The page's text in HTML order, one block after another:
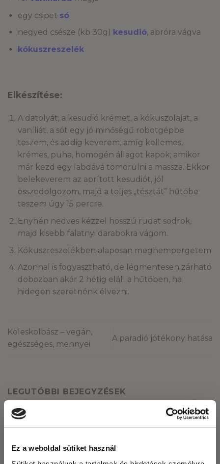
Ez a weboldal sütiket használ
egy csipet só
negyed csésze (kb 30g) kesudió, apróra vágva
kókuszreszelék
Elkészítése:
A datolyát, a kesudió krémet, a kókuszolajat, a
vaníliát, a sót egy jó minőségű robotgépbe
teszem, és addig keverem, amíg kellemes,
krémes, puha, homogén állagot kapok; amikor
már kezd egy labdává tömörülni a massza. Ekkor
belekeverem az aprított kesudiót, jól
összedolgozom, majd a teljes „tésztát” hűtőbe
teszem úgy 15 percre.
Enyhén nedves kézzel hosszú rudat sodrok,
majd kisebb falatnyi darabokra vágom.
Kókuszreszelékben alaposan meghempergetem.
Azonnal is fogyasztható, de légmentesen zárható
dobozban akár 2 hétig eláll a hűtőben, ha
hidegen szeretnénk élvezni.
Köleskolbász – vegán,
egészséges, mennyei
A paradió jótékony hatása
LEGUTÓBBI BEJEGYZÉSEK
Fogyasszunk mogyoró-, mandula és kesuvajat!
Méregtelenítés természetesen és óvatosan.